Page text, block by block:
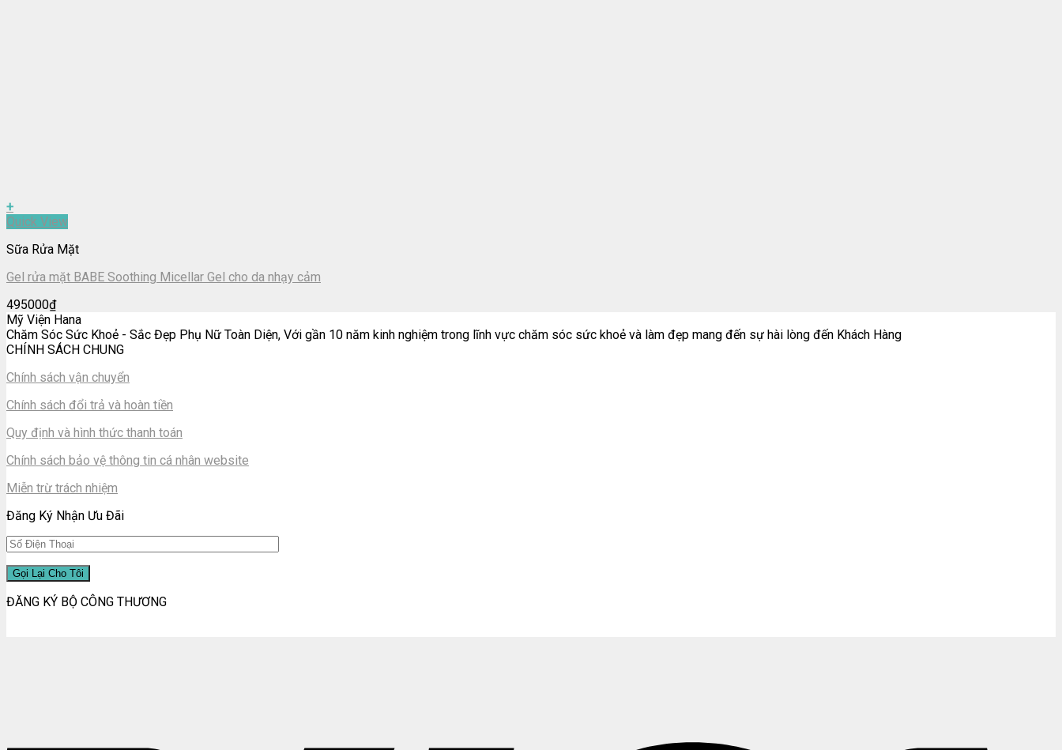
+
Quick View
Sữa Rửa Mặt
Gel rửa mặt BABE Soothing Micellar Gel cho da nhạy cảm
495000₫
Mỹ Viện Hana
Chăm Sóc Sức Khoẻ - Sắc Đẹp Phụ Nữ Toàn Diện, Với gần 10 năm kinh nghiệm trong lĩnh vực chăm sóc sức khoẻ và làm đẹp mang đến sự hài lòng đến Khách Hàng
CHÍNH SÁCH CHUNG
Chính sách vận chuyển
Chính sách đổi trả và hoàn tiền
Quy định và hình thức thanh toán
Chính sách bảo vệ thông tin cá nhân website
Miễn trừ trách nhiệm
Đăng Ký Nhận Ưu Đãi
ĐĂNG KÝ BỘ CÔNG THƯƠNG